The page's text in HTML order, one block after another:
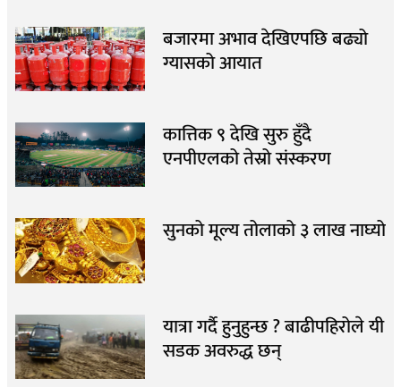
बजारमा अभाव देखिएपछि बढ्यो
ग्यासको आयात
कात्तिक ९ देखि सुरु हुँदै
एनपीएलको तेस्रो संस्करण
सुनको मूल्य तोलाको ३ लाख नाघ्यो
यात्रा गर्दै हुनुहुन्छ ? बाढीपहिरोले यी
सडक अवरुद्ध छन्